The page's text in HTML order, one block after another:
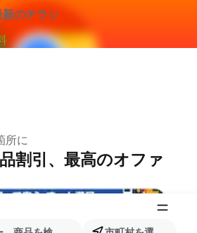
のチラシ
所に
割引、最高のオファ